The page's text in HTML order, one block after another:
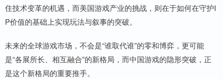
住技术变革的机遇，而美国游戏产业的挑战，则在于如何在守护I
P价值的基础上实现玩法与叙事的突破。
未来的全球游戏市场，不会是“谁取代谁”的零和博弈，更可能
是“各展所长、相互融合”的新格局，而中国游戏的隐形突破，正
是这个新格局的重要推手。